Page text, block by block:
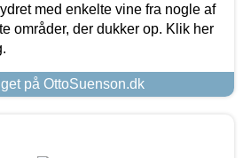
med enkelte vine fra nogle af
områder, der dukker op. Klik her
på OttoSuenson.dk